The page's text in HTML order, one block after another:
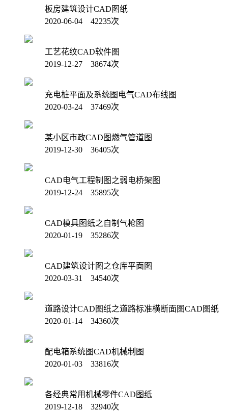
板房建筑设计CAD图纸
2020-06-04 42235次
工艺花纹CAD软件图
2019-12-27 38674次
充电桩平面及系统图电气CAD布线图
2020-03-24 37469次
某小区市政CAD图燃气管道图
2019-12-30 36405次
CAD电气工程制图之弱电桥架图
2019-12-24 35895次
CAD模具图纸之自制气枪图
2020-01-19 35286次
CAD建筑设计图之仓库平面图
2020-03-31 34540次
道路设计CAD图纸之道路标准横断面图CAD图纸
2020-01-14 34360次
配电箱系统图CAD机械制图
2020-01-03 33816次
各经典常用机械零件CAD图纸
2019-12-18 32940次